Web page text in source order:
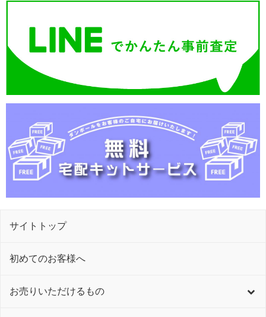
サイトトップ
初めてのお客様へ
お売りいただけるもの